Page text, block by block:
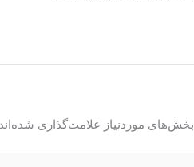
بخش‌های موردنیاز علامت‌گذاری شده‌اند